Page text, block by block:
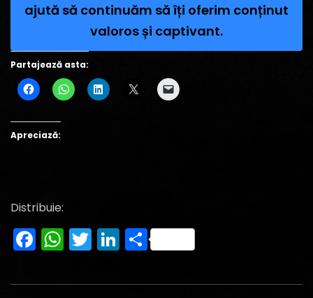
ajută să continuăm să îți oferim conținut
valoros și captivant.
Partajează asta:
Apreciază:
Distribuie:
Facebook
WhatsApp
Twitter
LinkedIn
Partajează